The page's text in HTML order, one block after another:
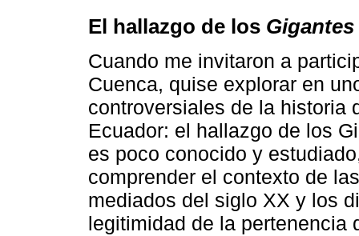
El hallazgo de los Gigantes
Cuando me invitaron a
Cuenca, quise explorar en
controversiales de la historia
Ecuador: el hallazgo de los
es poco conocido y
comprender el contexto de
mediados del siglo XX y los
legitimidad de la pertenencia